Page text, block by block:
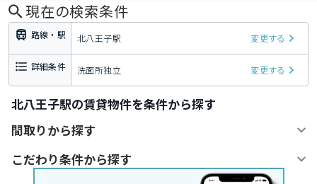
現在の検索条件
路線・駅 北八王子駅 変更する
詳細条件 洗面所独立 変更する
北八王子駅の賃貸物件を条件から探す
間取りから探す
こだわり条件から探す